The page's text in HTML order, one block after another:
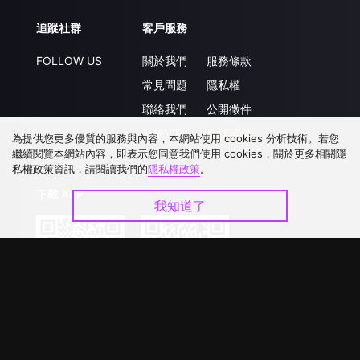
追蹤社群
FOLLOW US
客戶服務
關於我們
常見問題
聯絡我們
升級VIP
服務條款
隱私權
公開徵件
合作洽談
下載 APP
為提供您更多優質的服務與內容，本網站使用 cookies 分析技術。若您
繼續閱覽本網站內容，即表示您同意我們使用 cookies，關於更多相關隱
私權政策資訊，請閱讀我們的隱私權政策。
我知道了